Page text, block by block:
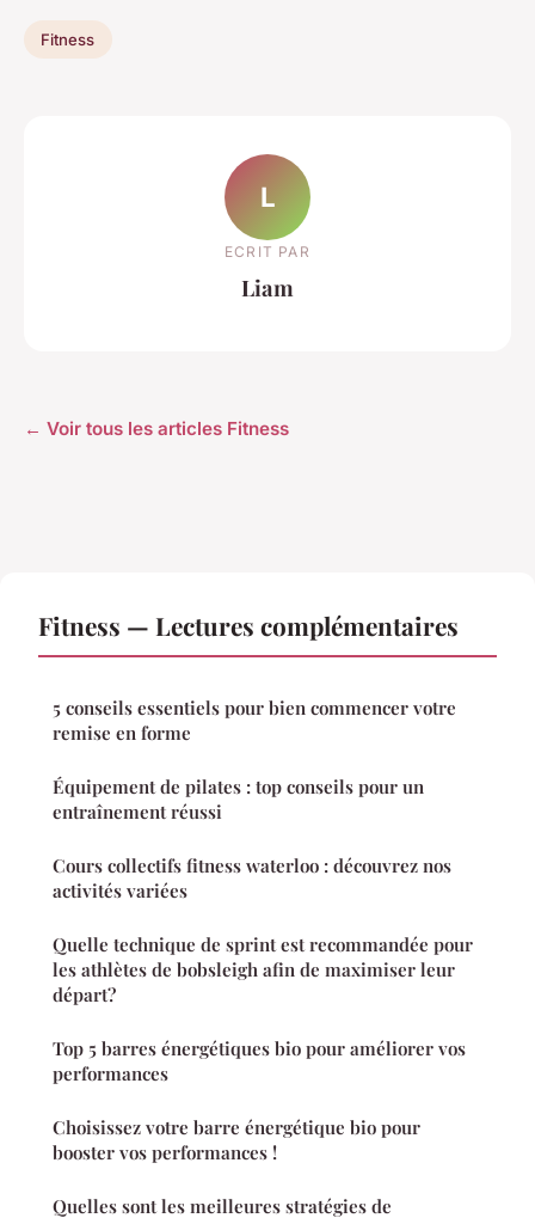
Fitness
L
ECRIT PAR
Liam
← Voir tous les articles Fitness
Fitness — Lectures complémentaires
5 conseils essentiels pour bien commencer votre
remise en forme
Équipement de pilates : top conseils pour un
entraînement réussi
Cours collectifs fitness waterloo : découvrez nos
activités variées
Quelle technique de sprint est recommandée pour
les athlètes de bobsleigh afin de maximiser leur
départ?
Top 5 barres énergétiques bio pour améliorer vos
performances
Choisissez votre barre énergétique bio pour
booster vos performances !
Quelles sont les meilleures stratégies de